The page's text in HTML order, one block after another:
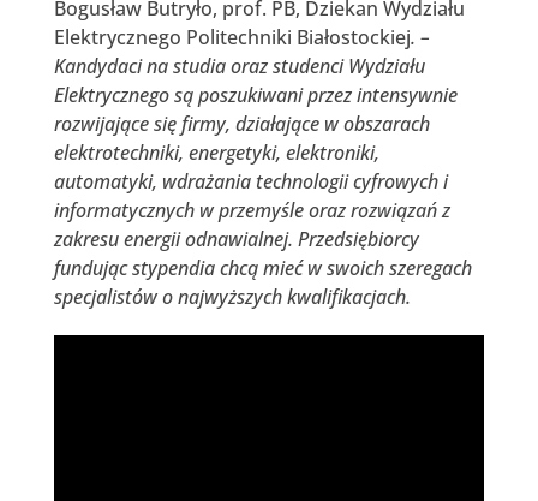
Bogusław Butryło, prof. PB, Dziekan Wydziału
Elektrycznego Politechniki Białostockiej. –
Kandydaci na studia oraz studenci Wydziału
Elektrycznego są poszukiwani przez intensywnie
rozwijające się firmy, działające w obszarach
elektrotechniki, energetyki, elektroniki,
automatyki, wdrażania technologii cyfrowych i
informatycznych w przemyśle oraz rozwiązań z
zakresu energii odnawialnej. Przedsiębiorcy
fundując stypendia chcą mieć w swoich szeregach
specjalistów o najwyższych kwalifikacjach.